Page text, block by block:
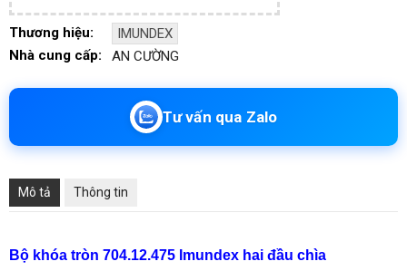
Thương hiệu:
IMUNDEX
Nhà cung cấp:
AN CƯỜNG
Tư vấn qua Zalo
Mô tả Thông tin
Bộ khóa tròn 704.12.475 Imundex hai đầu chìa